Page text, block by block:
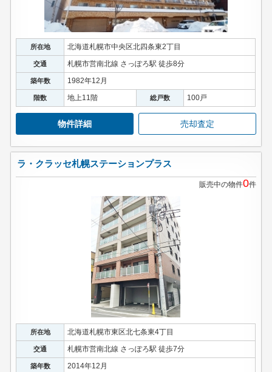
所在地 北海道札幌市中央区北四条東2丁目
交通 札幌市営南北線 さっぽろ駅 徒歩8分
築年数 1982年12月
階数 地上11階 総戸数 100戸
物件詳細 売却査定
ラ・クラッセ札幌ステーションプラス
販売中の物件0件
所在地 北海道札幌市東区北七条東4丁目
交通 札幌市営南北線 さっぽろ駅 徒歩7分
築年数 2014年12月